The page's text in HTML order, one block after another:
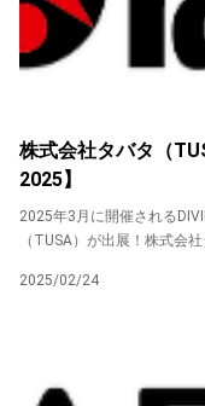
株式会社タバタ（
2025】
2025年3月に開催される
（TUSA）が出展！株式会
2025/02/24